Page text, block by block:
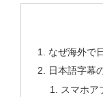
なぜ海外で
日本語字幕
スマホア